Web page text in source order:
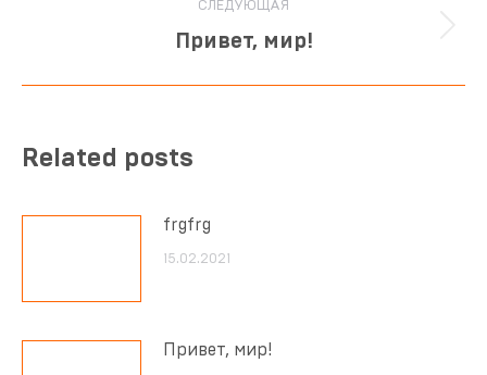
СЛЕДУЮЩАЯ
Привет, мир!
Related posts
frgfrg
15.02.2021
Привет, мир!